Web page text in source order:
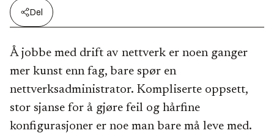
Del
Å jobbe med drift av nettverk er noen ganger
mer kunst enn fag, bare spør en
nettverksadministrator. Kompliserte oppsett,
stor sjanse for å gjøre feil og hårfine
konfigurasjoner er noe man bare må leve med.